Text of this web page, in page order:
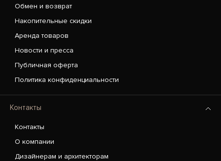
Обмен и возврат
Накопительные скидки
Аренда товаров
Новости и пресса
Публичная оферта
Политика конфиденциальности
Контакты
Контакты
О компании
Дизайнерам и архитекторам